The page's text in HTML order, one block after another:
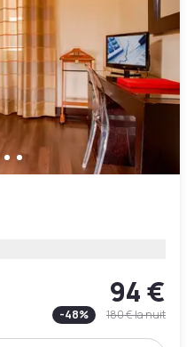
94 €
-48% 180 €la nuit